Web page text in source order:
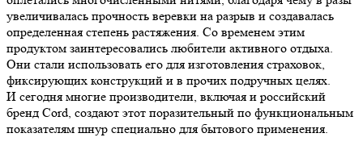
увеличивалась прочность веревки на разрыв и создавалась
определенная степень растяжения. Со временем этим
продуктом заинтересовались любители активного отдыха.
Они стали использовать его для изготовления страховок,
фиксирующих конструкций и в прочих подручных целях.
И сегодня многие производители, включая и российский
бренд Cord, создают этот поразительный по функциональным
показателям шнур специально для бытового применения.